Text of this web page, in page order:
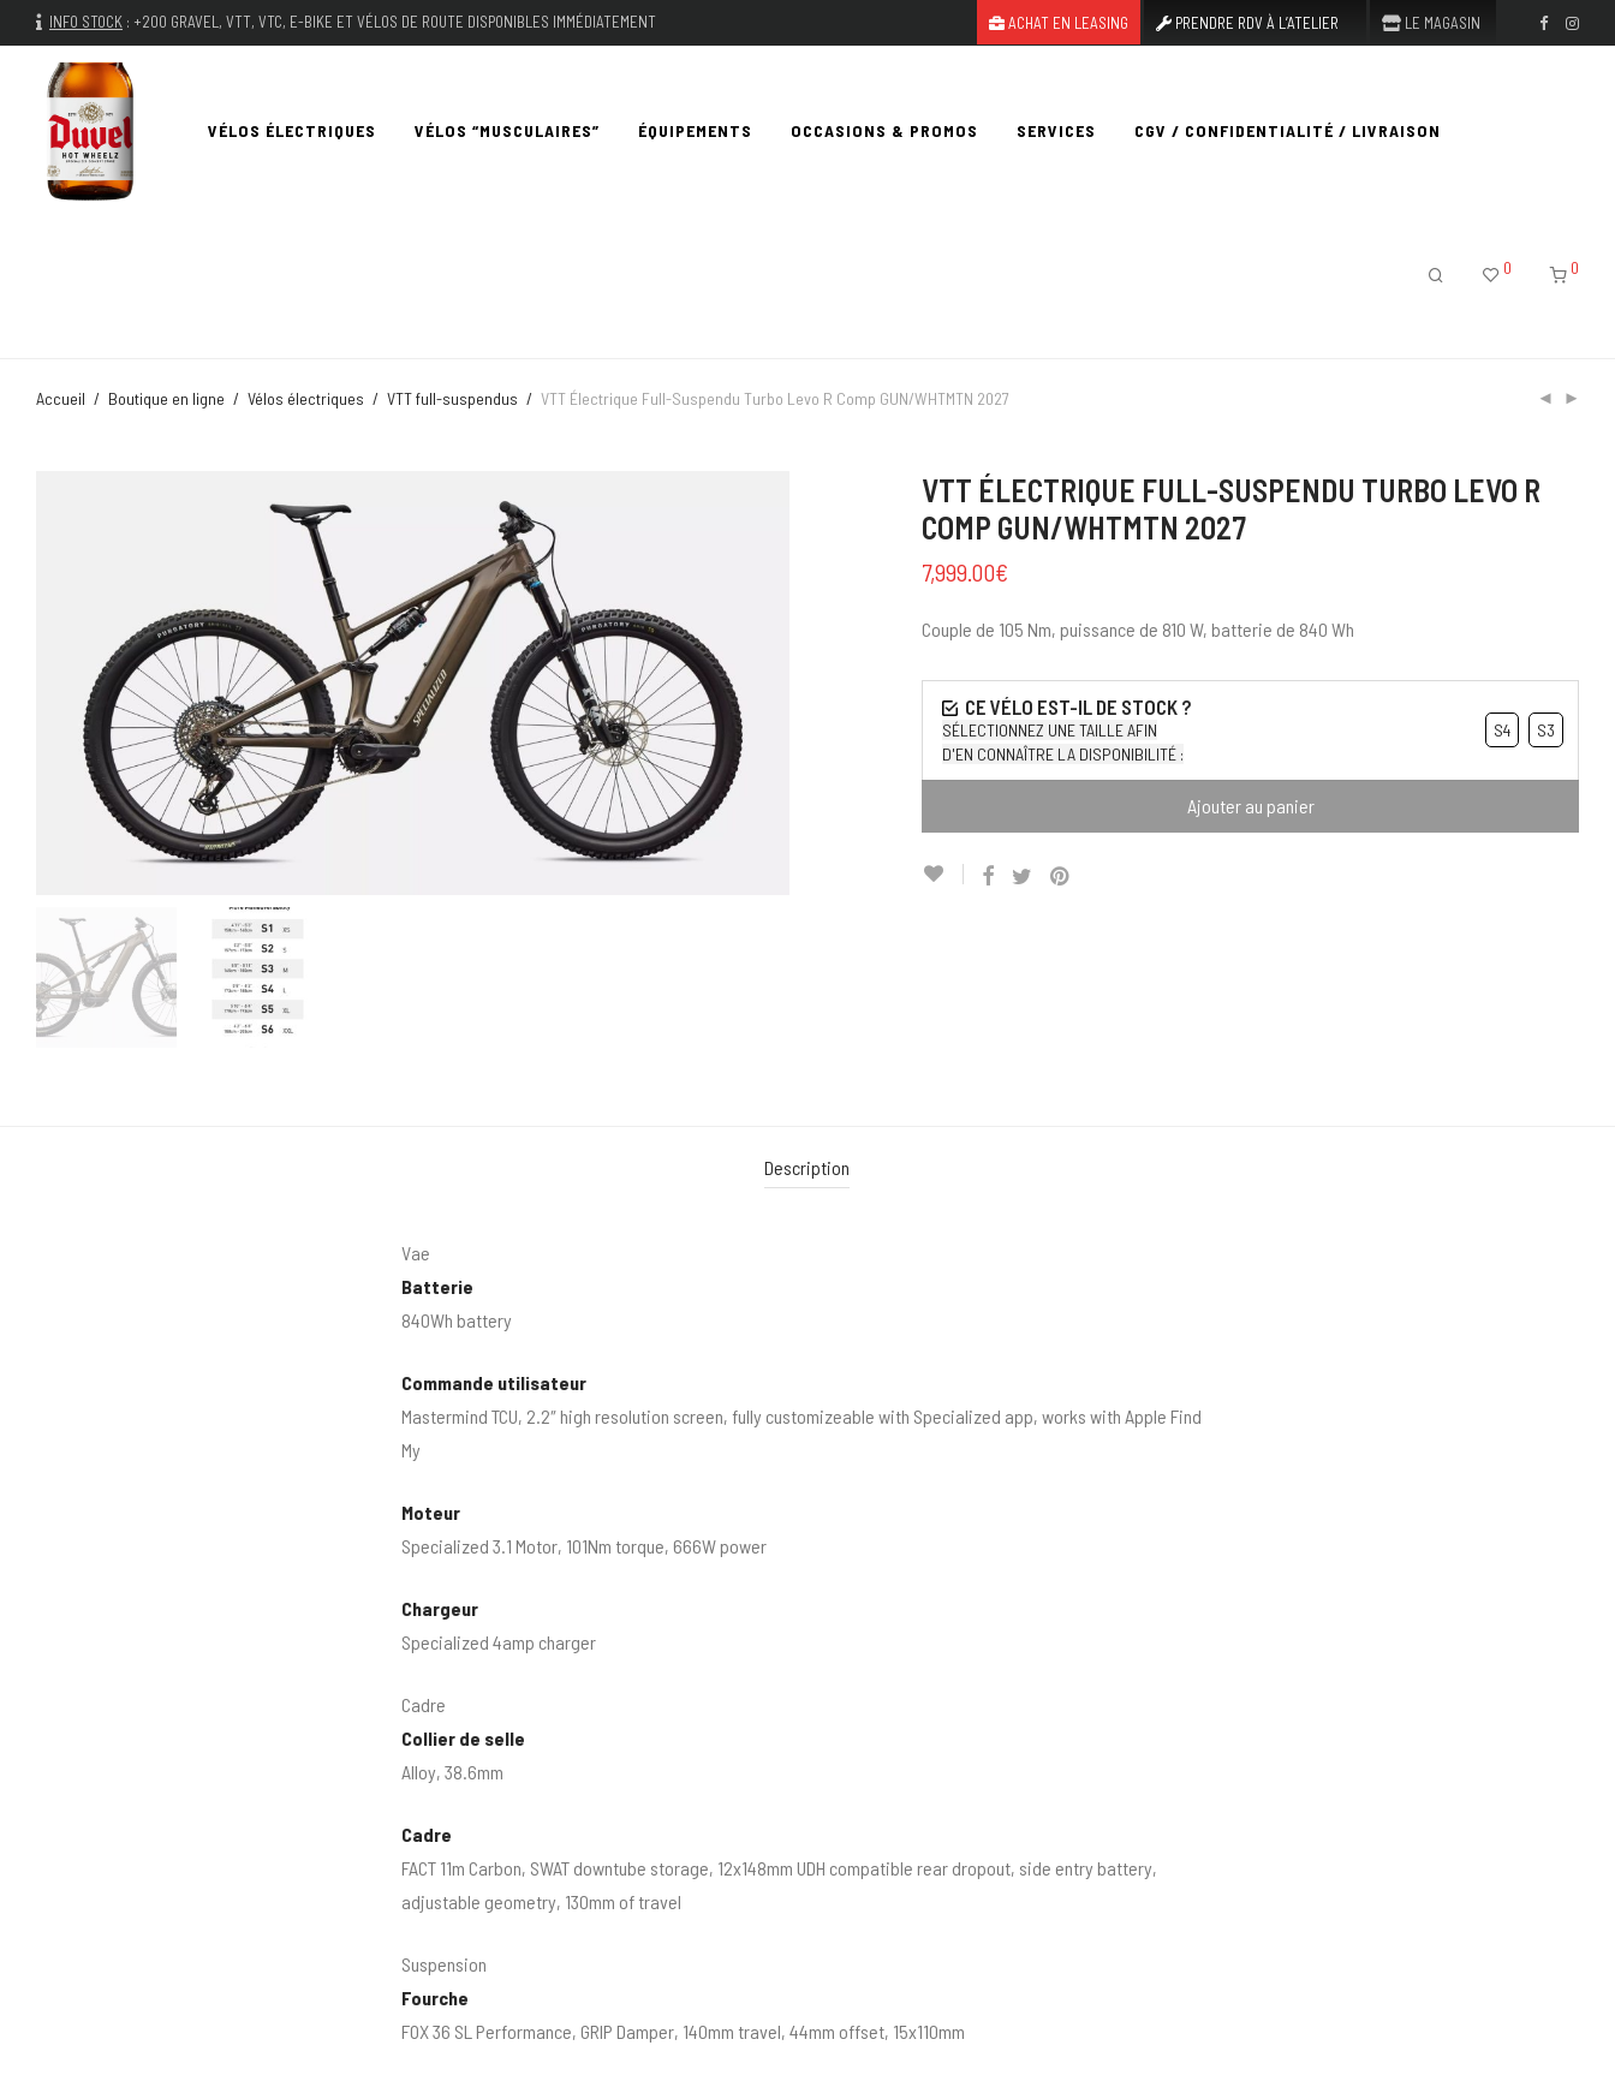
INFO STOCK : +200 GRAVEL, VTT, VTC, E-BIKE ET VÉLOS DE ROUTE DISPONIBLES IMMÉDIATEMENT ACHAT EN LEASING PRENDRE RDV À L’ATELIER LE MAGASIN
VÉLOS ÉLECTRIQUES VÉLOS “MUSCULAIRES” ÉQUIPEMENTS OCCASIONS & PROMOS SERVICES CGV / CONFIDENTIALITÉ / LIVRAISON
0 0
Accueil / Boutique en ligne / Vélos électriques / VTT full-suspendus / VTT Électrique Full-Suspendu Turbo Levo R Comp GUN/WHTMTN 2027
VTT ÉLECTRIQUE FULL-SUSPENDU TURBO LEVO R
COMP GUN/WHTMTN 2027
7,999.00€
Couple de 105 Nm, puissance de 810 W, batterie de 840 Wh
SÉLECTIONNEZ UNE TAILLE AFIN
D'EN CONNAÎTRE LA DISPONIBILITÉ :
S4 S3
Ajouter au panier
Description
Vae
Batterie
840Wh battery
Commande utilisateur
Mastermind TCU, 2.2″ high resolution screen, fully customizeable with Specialized app, works with Apple Find
My
Moteur
Specialized 3.1 Motor, 101Nm torque, 666W power
Chargeur
Specialized 4amp charger
Cadre
Collier de selle
Alloy, 38.6mm
Cadre
FACT 11m Carbon, SWAT downtube storage, 12x148mm UDH compatible rear dropout, side entry battery,
adjustable geometry, 130mm of travel
Suspension
Fourche
FOX 36 SL Performance, GRIP Damper, 140mm travel, 44mm offset, 15x110mm